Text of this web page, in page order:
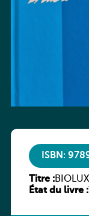
ISBN:
Titre :
État du livre :